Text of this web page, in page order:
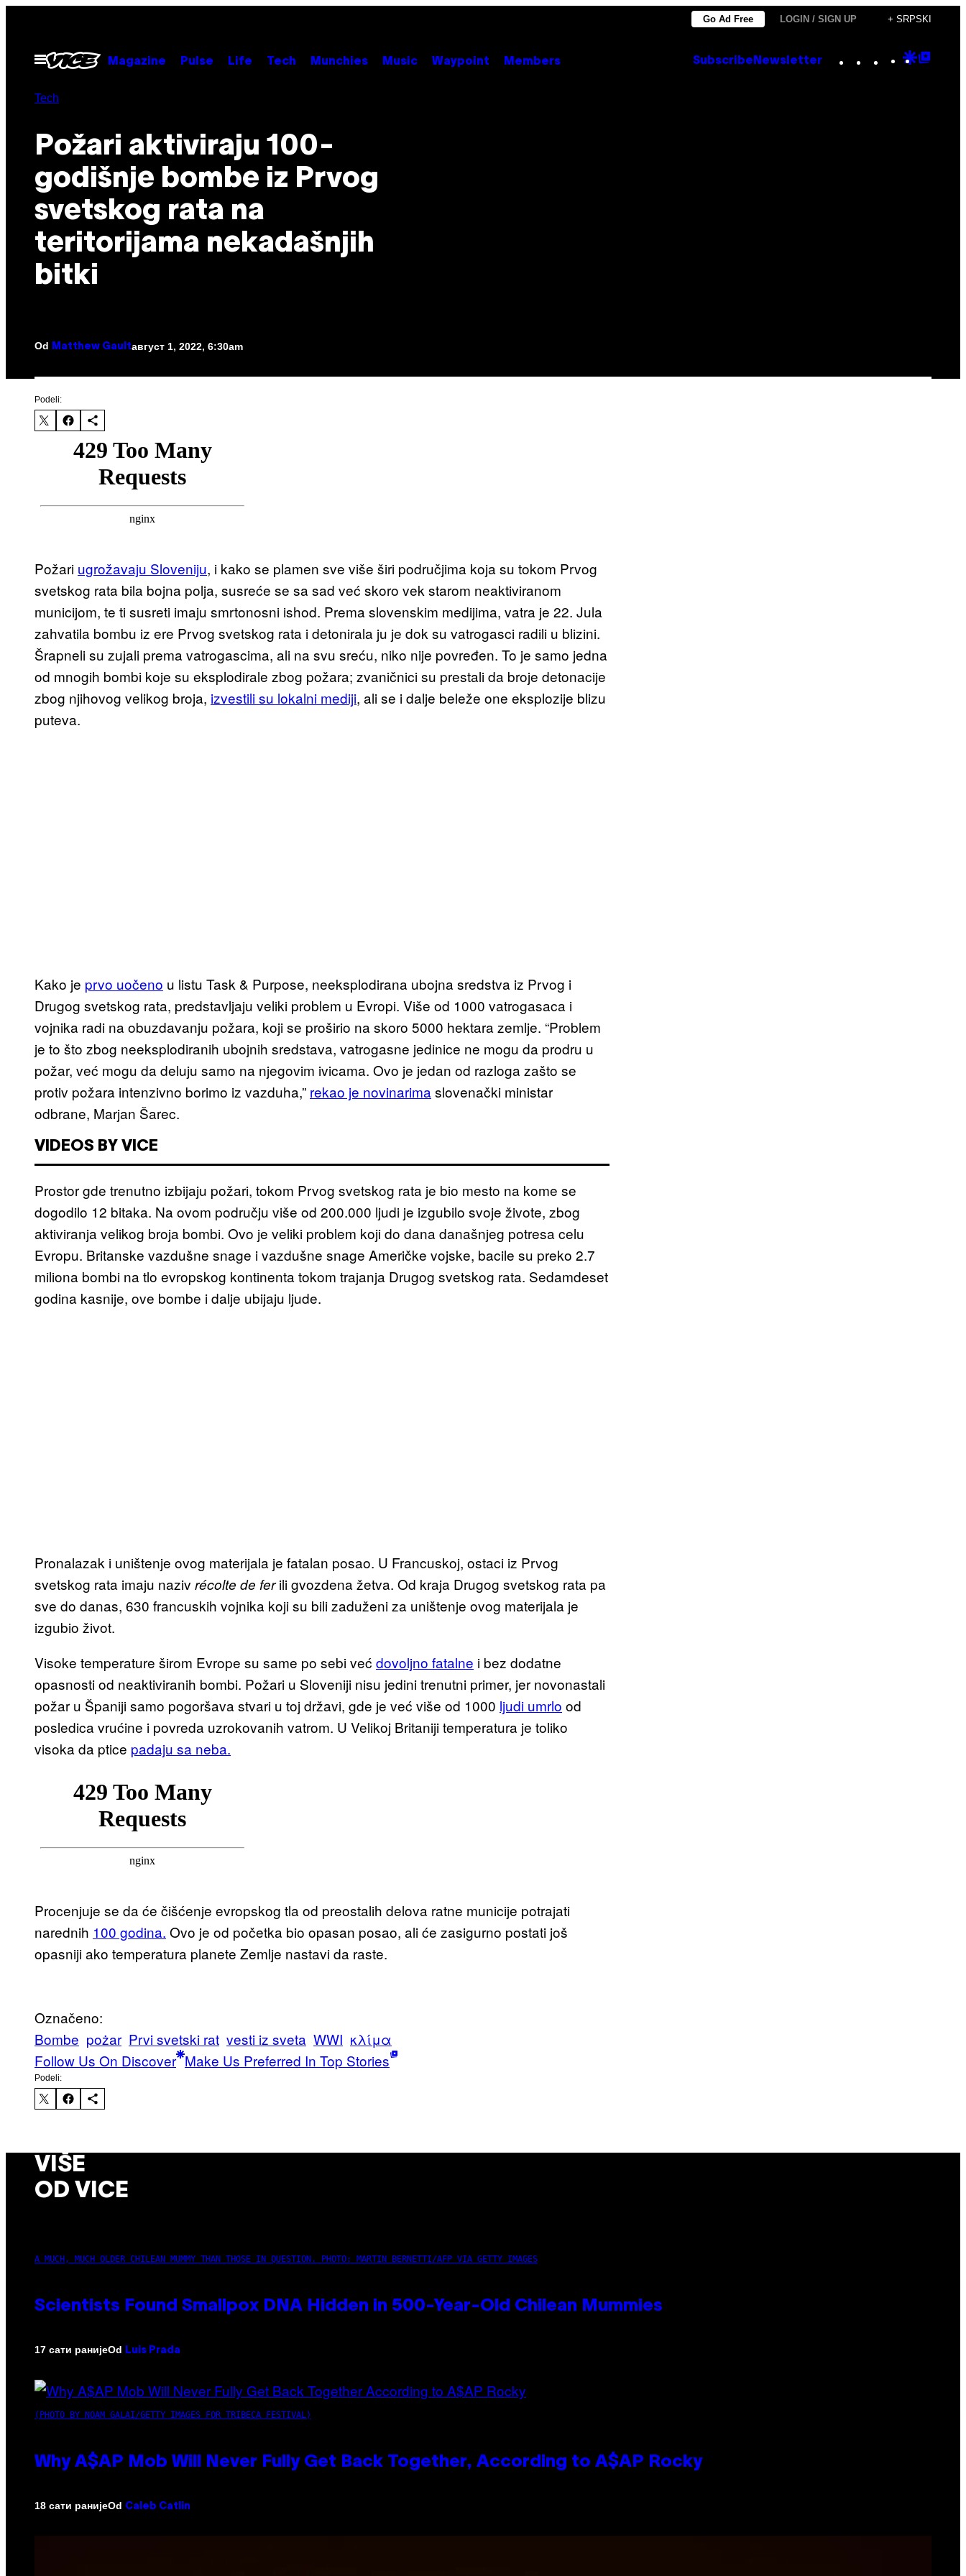
садржај
Go Ad Free LOGIN / SIGN UP + SRPSKI
Otvori
Meni
Magazine Pulse Life Tech Munchies Music Waypoint Members Subscribe Newsletter Instagram
TikTok
YouTube
Google
Tech
Požari aktiviraju 100-
godišnje bombe iz Prvog
svetskog rata na
teritorijama nekadašnjih
bitki
Od Matthew Gaultавгуст 1, 2022, 6:30am
Podeli:
Požari ugrožavaju Sloveniju, i kako se plamen sve više širi područjima koja su tokom Prvog
svetskog rata bila bojna polja, susreće se sa sad već skoro vek starom neaktiviranom
municijom, te ti susreti imaju smrtonosni ishod. Prema slovenskim medijima, vatra je 22. Jula
zahvatila bombu iz ere Prvog svetskog rata i detonirala ju je dok su vatrogasci radili u blizini.
Šrapneli su zujali prema vatrogascima, ali na svu sreću, niko nije povređen. To je samo jedna
od mnogih bombi koje su eksplodirale zbog požara; zvaničnici su prestali da broje detonacije
zbog njihovog velikog broja, izvestili su lokalni mediji, ali se i dalje beleže one eksplozije blizu
puteva.
Kako je prvo uočeno u listu Task & Purpose, neeksplodirana ubojna sredstva iz Prvog i
Drugog svetskog rata, predstavljaju veliki problem u Evropi. Više od 1000 vatrogasaca i
vojnika radi na obuzdavanju požara, koji se proširio na skoro 5000 hektara zemlje. “Problem
je to što zbog neeksplodiranih ubojnih sredstava, vatrogasne jedinice ne mogu da prodru u
požar, već mogu da deluju samo na njegovim ivicama. Ovo je jedan od razloga zašto se
protiv požara intenzivno borimo iz vazduha,” rekao je novinarima slovenački ministar
odbrane, Marjan Šarec.
VIDEOS BY VICE
Prostor gde trenutno izbijaju požari, tokom Prvog svetskog rata je bio mesto na kome se
dogodilo 12 bitaka. Na ovom području više od 200.000 ljudi je izgubilo svoje živote, zbog
aktiviranja velikog broja bombi. Ovo je veliki problem koji do dana današnjeg potresa celu
Evropu. Britanske vazdušne snage i vazdušne snage Američke vojske, bacile su preko 2.7
miliona bombi na tlo evropskog kontinenta tokom trajanja Drugog svetskog rata. Sedamdeset
godina kasnije, ove bombe i dalje ubijaju ljude.
Pronalazak i uništenje ovog materijala je fatalan posao. U Francuskoj, ostaci iz Prvog
svetskog rata imaju naziv récolte de ferili gvozdena žetva. Od kraja Drugog svetskog rata pa
sve do danas, 630 francuskih vojnika koji su bili zaduženi za uništenje ovog materijala je
izgubio život.
Visoke temperature širom Evrope su same po sebi već dovoljno fatalne i bez dodatne
opasnosti od neaktiviranih bombi. Požari u Sloveniji nisu jedini trenutni primer, jer novonastali
požar u Španiji samo pogoršava stvari u toj državi, gde je već više od 1000 ljudi umrlo od
posledica vrućine i povreda uzrokovanih vatrom. U Velikoj Britaniji temperatura je toliko
visoka da ptice padaju sa neba.
Procenjuje se da će čišćenje evropskog tla od preostalih delova ratne municije potrajati
narednih 100 godina. Ovo je od početka bio opasan posao, ali će zasigurno postati još
opasniji ako temperatura planete Zemlje nastavi da raste.
Označeno:
Bombe pożar Prvi svetski rat vesti iz sveta WWI κλίμα
Follow Us On Discover Make Us Preferred In Top Stories
Podeli:
VIŠE
OD VICE
A MUCH, MUCH OLDER CHILEAN MUMMY THAN THOSE IN QUESTION. PHOTO: MARTIN BERNETTI/AFP VIA GETTY IMAGES
Scientists Found Smallpox DNA Hidden in 500-Year-Old Chilean Mummies
17 сати ранијеOd Luis Prada
(PHOTO BY NOAM GALAI/GETTY IMAGES FOR TRIBECA FESTIVAL)
Why A$AP Mob Will Never Fully Get Back Together, According to A$AP Rocky
18 сати ранијеOd Caleb Catlin